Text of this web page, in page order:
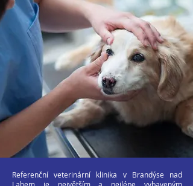
Referenční veterinární klinika v Brandýse nad
Labem je největším a nejlépe vybaveným